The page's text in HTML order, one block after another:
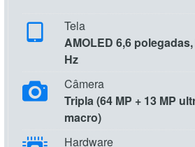
Tela
AMOLED 6,6
Hz
Câmera
Tripla (64 MP + 13 MP
macro)
Hardware